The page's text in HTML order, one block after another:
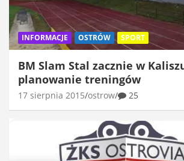
INFORMACJE OSTRÓW SPORT
BM Slam Stal zacznie w
planowanie treningów
17 sierpnia 2015 ostrow 25